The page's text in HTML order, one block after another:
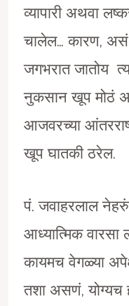
व्यापारी अथवा
चालेल… कारण, असं
जगभरात जातोय
नुकसान खूप मोठं
आजवरच्या
खूप घातकी ठरेल.
पं. जवाहरलाल
आध्यात्मिक वारसा
कायमच वेगळ्या
तशा असणं, योग्यच